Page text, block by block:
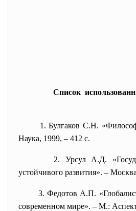
Список
1. Булгаков С.Н.
Наука, 1999, – 412 с.
2. Урсул А.Д.
устойчивого развития». –
3. Федотов А.П.
современном мире». – М.: